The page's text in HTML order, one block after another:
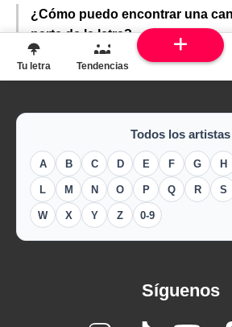
¿Cómo puedo encontrar una
parte de la letra?
Todos los artistas
A B C D E F G H
L M N O P Q R S
W X Y Z 0-9
Síguenos
Tu letra Tendencias